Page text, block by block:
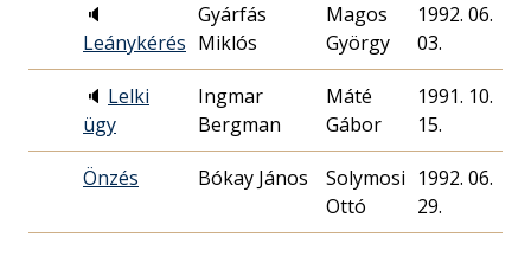
🔈
Leánykérés
Gyárfás
Miklós
Magos
György
1992. 06.
03.
🔈 Lelki
ügy
Ingmar
Bergman
Máté
Gábor
1991. 10.
15.
Önzés Bókay János
Solymosi
Ottó
1992. 06.
29.